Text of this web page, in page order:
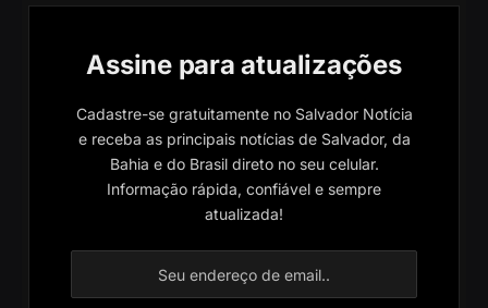
Assine para atualizações
Cadastre-se gratuitamente no Salvador Notícia
e receba as principais notícias de Salvador, da
Bahia e do Brasil direto no seu celular.
Informação rápida, confiável e sempre
atualizada!